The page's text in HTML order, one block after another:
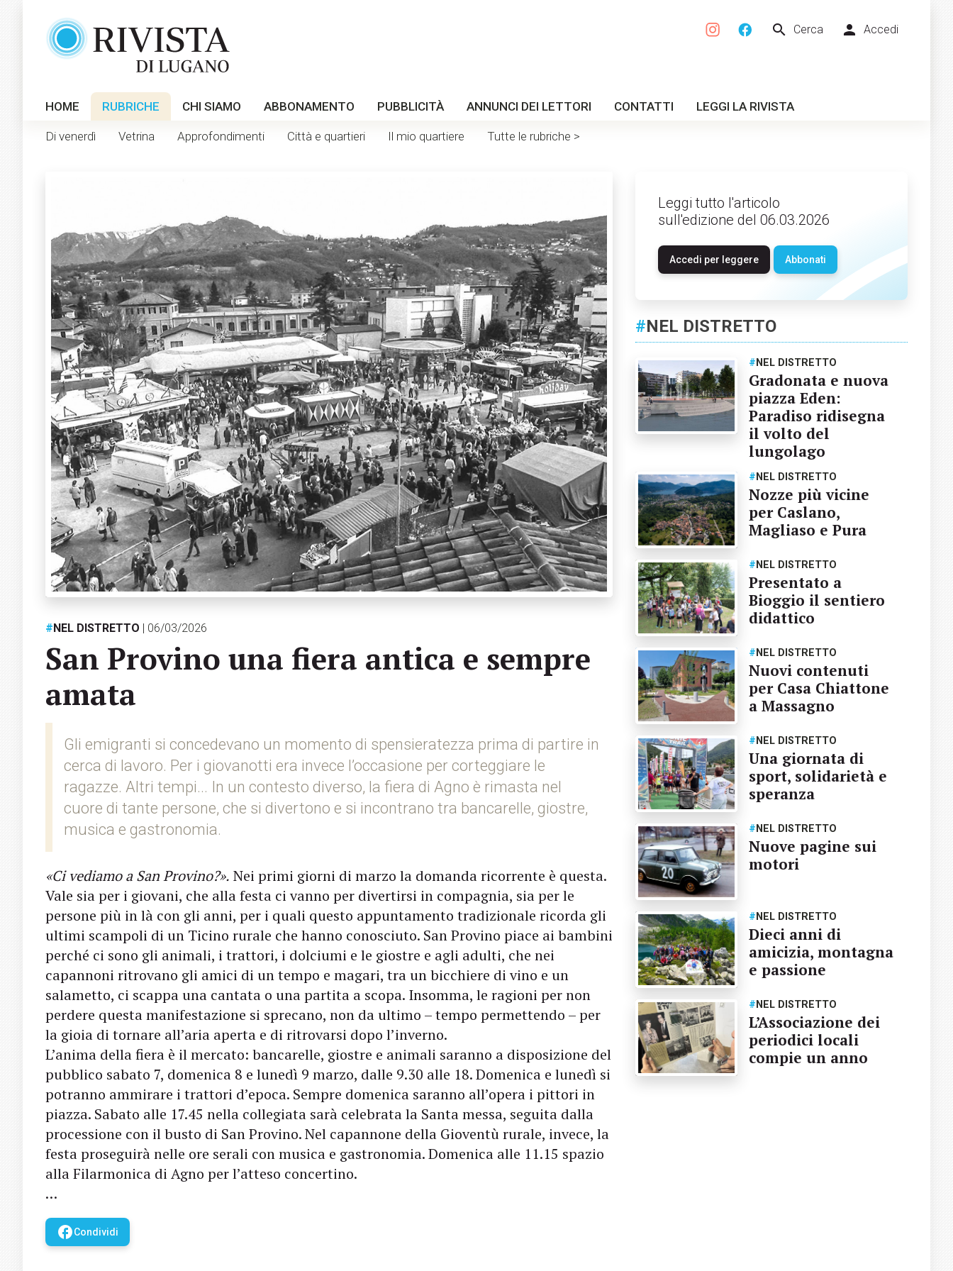
search Cerca person Accedi
HOME RUBRICHE CHI SIAMO ABBONAMENTO PUBBLICITÀ ANNUNCI DEI LETTORI CONTATTI LEGGI LA RIVISTA
Di venerdì Vetrina Approfondimenti Città e quartieri Il mio quartiere Tutte le rubriche >
#NEL DISTRETTO | 06/03/2026
San Provino una fiera antica e sempre
amata
Gli emigranti si concedevano un momento di spensieratezza prima di partire in
cerca di lavoro. Per i giovanotti era invece l’occasione per corteggiare le
ragazze. Altri tempi... In un contesto diverso, la fiera di Agno è rimasta nel
cuore di tante persone, che si divertono e si incontrano tra bancarelle, giostre,
musica e gastronomia.
«Ci vediamo a San Provino?». Nei primi giorni di marzo la domanda ricorrente è questa.
Vale sia per i giovani, che alla festa ci vanno per divertirsi in compagnia, sia per le
persone più in là con gli anni, per i quali questo appuntamento tradizionale ricorda gli
ultimi scampoli di un Ticino rurale che hanno conosciuto. San Provino piace ai bambini
perché ci sono gli animali, i trattori, i dolciumi e le giostre e agli adulti, che nei
capannoni ritrovano gli amici di un tempo e magari, tra un bicchiere di vino e un
salametto, ci scappa una cantata o una partita a scopa. Insomma, le ragioni per non
perdere questa manifestazione si sprecano, non da ultimo – tempo permettendo – per
la gioia di tornare all’aria aperta e di ritrovarsi dopo l’inverno.
L’anima della fiera è il mercato: bancarelle, giostre e animali saranno a disposizione del
pubblico sabato 7, domenica 8 e lunedì 9 marzo, dalle 9.30 alle 18. Domenica e lunedì si
potranno ammirare i trattori d’epoca. Sempre domenica saranno all’opera i pittori in
piazza. Sabato alle 17.45 nella collegiata sarà celebrata la Santa messa, seguita dalla
processione con il busto di San Provino. Nel capannone della Gioventù rurale, invece, la
festa proseguirà nelle ore serali con musica e gastronomia. Domenica alle 11.15 spazio
alla Filarmonica di Agno per l’atteso concertino.
…
facebookCondividi
Leggi tutto l'articolo
sull'edizione del 06.03.2026
Accedi per leggere Abbonati
#NEL DISTRETTO
# NEL DISTRETTO
Gradonata e nuova
piazza Eden:
Paradiso ridisegna
il volto del
lungolago
# NEL DISTRETTO
Nozze più vicine
per Caslano,
Magliaso e Pura
# NEL DISTRETTO
Presentato a
Bioggio il sentiero
didattico
# NEL DISTRETTO
Nuovi contenuti
per Casa Chiattone
a Massagno
# NEL DISTRETTO
Una giornata di
sport, solidarietà e
speranza
# NEL DISTRETTO
Nuove pagine sui
motori
# NEL DISTRETTO
Dieci anni di
amicizia, montagna
e passione
# NEL DISTRETTO
L’Associazione dei
periodici locali
compie un anno